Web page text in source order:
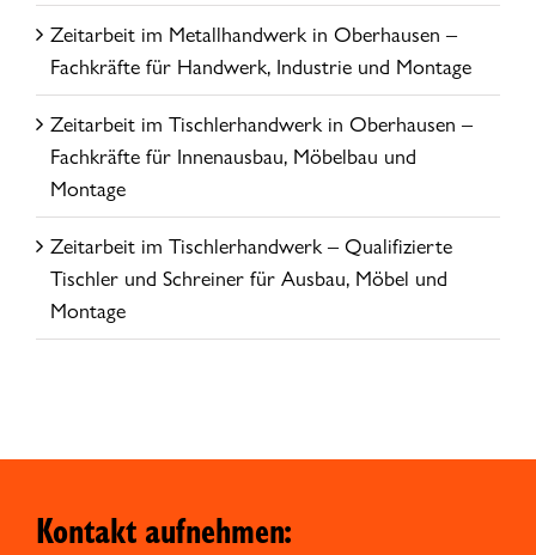
Zeitarbeit im Metallhandwerk in Oberhausen –
Fachkräfte für Handwerk, Industrie und Montage
Zeitarbeit im Tischlerhandwerk in Oberhausen –
Fachkräfte für Innenausbau, Möbelbau und
Montage
Zeitarbeit im Tischlerhandwerk – Qualifizierte
Tischler und Schreiner für Ausbau, Möbel und
Montage
Kontakt aufnehmen: